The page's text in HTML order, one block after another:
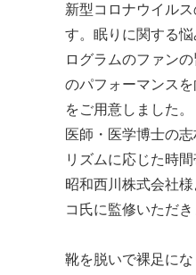
新型コロナウイル
す。眠りに関する
ログラムのファン
のパフォーマンス
をご用意しました。
医師・医学博士の
リズムに応じた時
昭和西川株式会社
コ氏に監修いただき
靴を脱いで裸足に